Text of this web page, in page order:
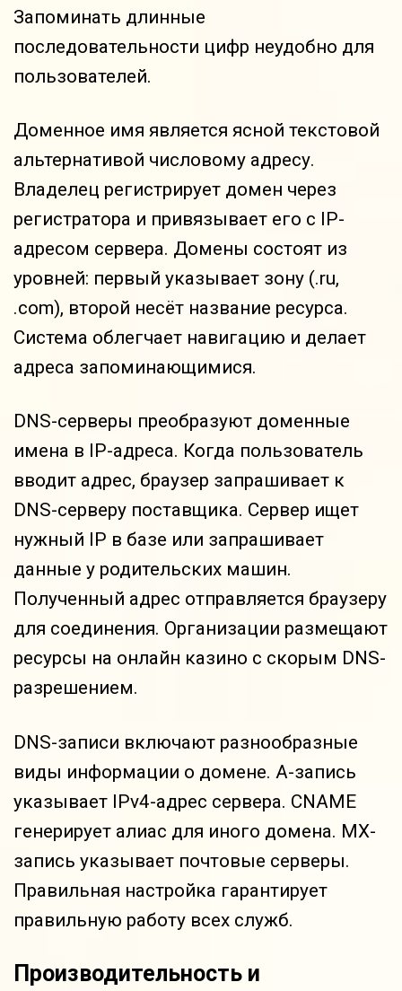
Запоминать длинные
последовательности цифр неудобно для
пользователей.
Доменное имя является ясной текстовой
альтернативой числовому адресу.
Владелец регистрирует домен через
регистратора и привязывает его с IP-
адресом сервера. Домены состоят из
уровней: первый указывает зону (.ru,
.com), второй несёт название ресурса.
Система облегчает навигацию и делает
адреса запоминающимися.
DNS-серверы преобразуют доменные
имена в IP-адреса. Когда пользователь
вводит адрес, браузер запрашивает к
DNS-серверу поставщика. Сервер ищет
нужный IP в базе или запрашивает
данные у родительских машин.
Полученный адрес отправляется браузеру
для соединения. Организации размещают
ресурсы на онлайн казино с скорым DNS-
разрешением.
DNS-записи включают разнообразные
виды информации о домене. A-запись
указывает IPv4-адрес сервера. CNAME
генерирует алиас для иного домена. MX-
запись указывает почтовые серверы.
Правильная настройка гарантирует
правильную работу всех служб.
Производительность и